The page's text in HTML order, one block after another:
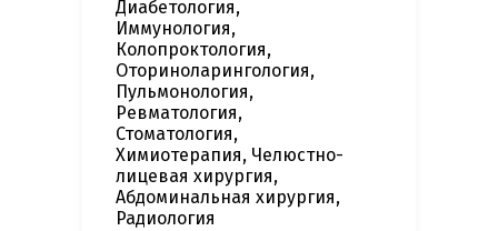
Диабетология,
Иммунология,
Колопроктология,
Оториноларингология,
Пульмонология,
Ревматология,
Стоматология,
Химиотерапия, Челюстно-
лицевая хирургия,
Абдоминальная хирургия,
Радиология